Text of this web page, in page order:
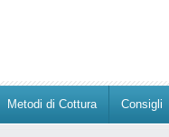
Metodi di Cottura
Consigli